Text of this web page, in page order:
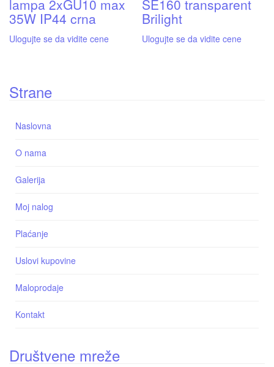
lampa 2xGU10 max
35W IP44 crna
Ulogujte se da vidite cene
SE160 transparent
Brilight
Ulogujte se da vidite cene
Strane
Naslovna
O nama
Galerija
Moj nalog
Plaćanje
Uslovi kupovine
Maloprodaje
Kontakt
Društvene mreže